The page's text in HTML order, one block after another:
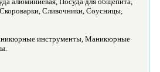
Сливочники, Соусницы,
инструменты, Маникюрные